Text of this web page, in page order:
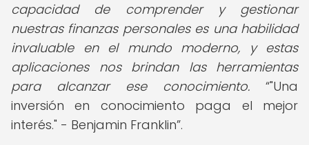
capacidad de comprender y gestionar
nuestras finanzas personales es una habilidad
invaluable en el mundo moderno, y estas
aplicaciones nos brindan las herramientas
para alcanzar ese conocimiento.
"Una
inversión en conocimiento paga el mejor
interés." - Benjamin Franklin .